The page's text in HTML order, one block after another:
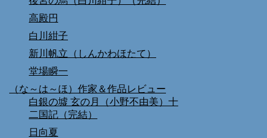
高殿円
白川紺子
新川帆立（しんかわほたて）
堂場瞬一
（な～は～ほ）作家＆作品レビュー
白銀の墟 玄の月（小野不由美）十
二国記（完結）
日向夏